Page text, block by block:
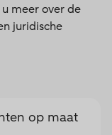
meer over de
juridische
op maat